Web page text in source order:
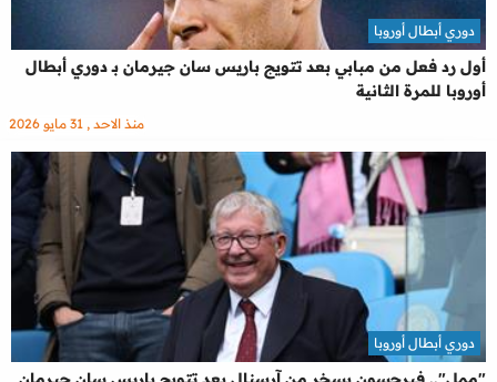
أول رد فعل من مبابي بعد تتويج باريس سان جيرمان بـ دوري أبطال
أوروبا للمرة الثانية
دوري أبطال أوروبا
منذ الاحد , 31 مايو 2026
دوري أبطال أوروبا